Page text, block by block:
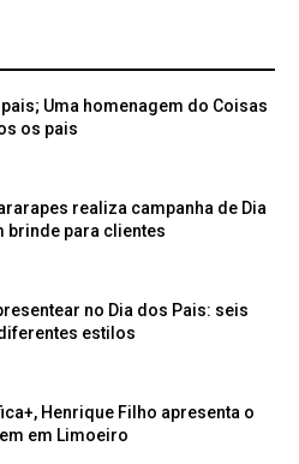
Uma homenagem do Coisas
os pais
realiza campanha de Dia
brinde para clientes
no Dia dos Pais: seis
estilos
Henrique Filho apresenta o
em Limoeiro